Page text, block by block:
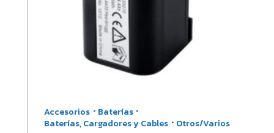
Accesorios ·
Adaptadores y Bases nivelantes